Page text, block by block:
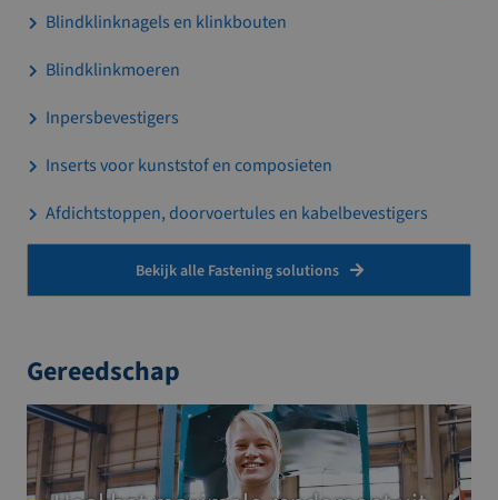
Blindklinknagels en klinkbouten
Blindklinkmoeren
Inpersbevestigers
Inserts voor kunststof en composieten
Afdichtstoppen, doorvoertules en kabelbevestigers
Bekijk alle Fastening solutions
Gereedschap